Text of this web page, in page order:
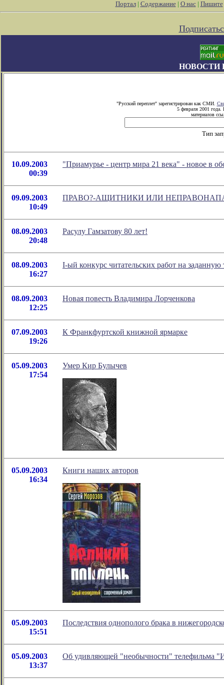
Портал| Содержание| О нас| Пишите
НОВОСТИ
"Русский переплет" зарегистрирован как СМИ.
5 февраля 2001 года.
материалов
Тип
10.09.2003
00:39
"Приамурье - центр мира 21 века" - новое в
09.09.2003
10:49
ПРАВО?-АЩИТНИКИ ИЛИ
08.09.2003
20:48
Расулу Гамзатову 80 лет!
08.09.2003
16:27
I-ый конкурс читательских работ на заданную
08.09.2003
12:25
Новая повесть Владимира Лорченкова
07.09.2003
19:26
К Франкфуртской книжной ярмарке
05.09.2003
17:54
Умер Кир Булычев
05.09.2003
16:34
Книги наших авторов
05.09.2003
15:51
Последствия однополого брака в
05.09.2003
13:37
Об удивляющей "необычности" телефильма